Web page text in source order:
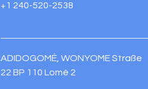
+1 240-520-2538
ADIDOGOMÉ, WONYOME Straße
22 BP 110 Lomé 2